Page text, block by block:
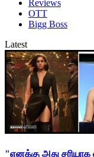
Reviews
OTT
Bigg Boss
Latest
"எனக்கு அது